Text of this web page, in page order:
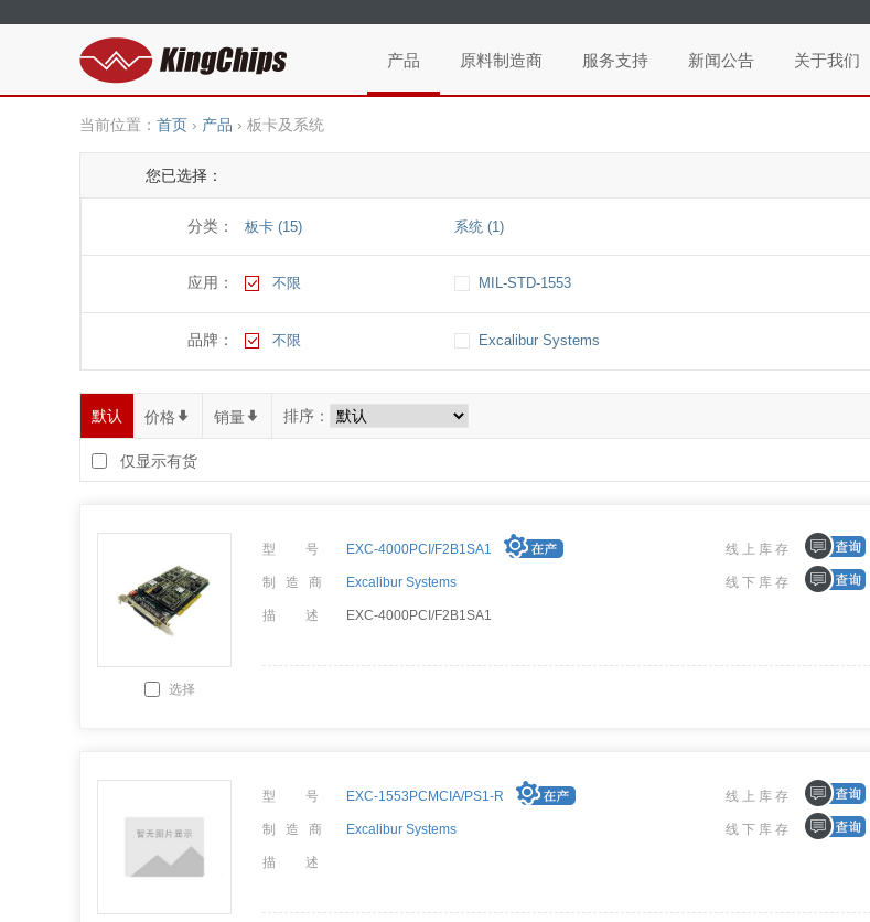
产品 原料制造商 服务支持 新闻公告 关于我们
当前位置： 首页 › 产品 › 板卡及系统
您已选择：
分类： 板卡 (15) 系统 (1)
应用： 不限 MIL-STD-1553
品牌： 不限 Excalibur Systems
默认 价格 * 销量 * 排序：
仅显示有货
选择
型 号 EXC-4000PCI/F2B1SA1
制 造 商 Excalibur Systems
描 述 EXC-4000PCI/F2B1SA1
线上库存
线下库存
型 号 EXC-1553PCMCIA/PS1-R
制 造 商 Excalibur Systems
描 述
线上库存
线下库存